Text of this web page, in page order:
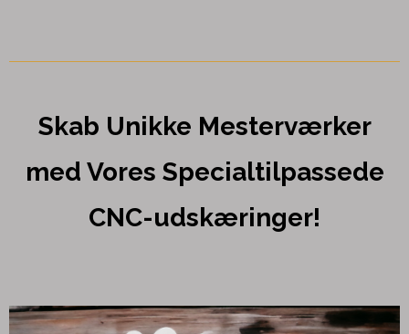
Skab Unikke Mesterværker
med Vores Specialtilpassede
CNC-udskæringer!